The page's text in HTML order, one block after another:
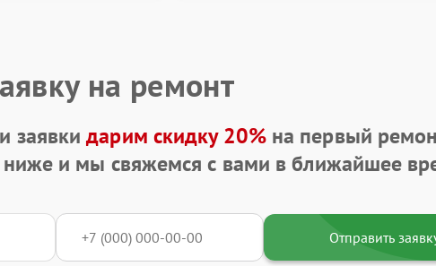
на ремонт
заявкидарим скидку 20%на первый
ниже и мы свяжемся с вами в ближайшее
Отправить